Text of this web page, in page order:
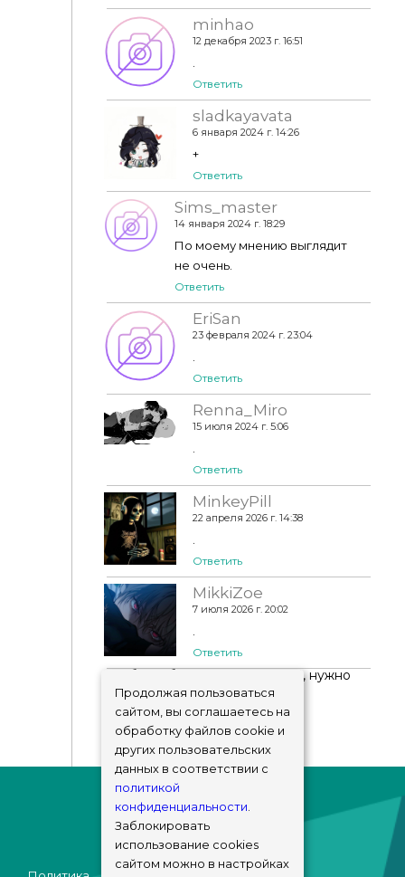
minhao
12 декабря 2023 г. 16:51
Ответить
sladkayavata
6 января 2024 г. 14:26
+
Ответить
Sims_master
14 января 2024 г. 18:29
По моему мнению выглядит
не очень.
Ответить
EriSan
23 февраля 2024 г. 23:04
Ответить
Renna_Miro
15 июля 2024 г. 5:06
Ответить
MinkeyPill
22 апреля 2026 г. 14:38
Ответить
MikkiZoe
7 июля 2026 г. 20:02
Ответить
Чтобы добавить комментарий, нужно
авторизоваться!
Продолжая пользоваться
сайтом, вы соглашаетесь на
обработку файлов cookie и
других пользовательских
данных в соответствии с
политикой
конфиденциальности.
Заблокировать
использование cookies
сайтом можно в настройках